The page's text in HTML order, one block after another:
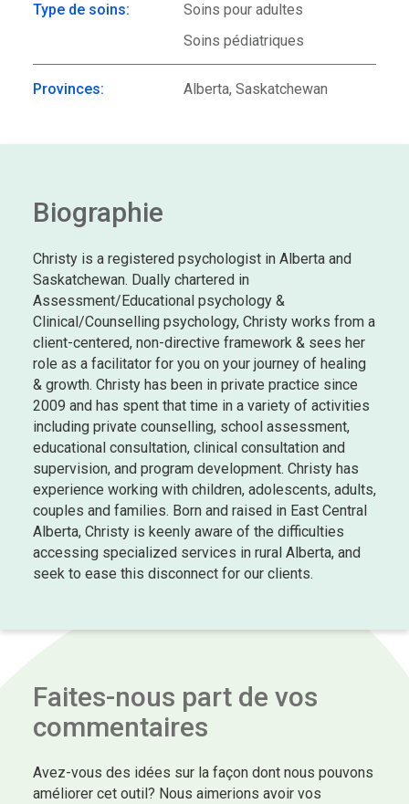
Type de soins:
Soins pour adultes
Soins pédiatriques
Provinces: Alberta, Saskatchewan
Biographie
Christy is a registered psychologist in Alberta and
Saskatchewan. Dually chartered in
Assessment/Educational psychology &
Clinical/Counselling psychology, Christy works from a
client-centered, non-directive framework & sees her
role as a facilitator for you on your journey of healing
& growth. Christy has been in private practice since
2009 and has spent that time in a variety of activities
including private counselling, school assessment,
educational consultation, clinical consultation and
supervision, and program development. Christy has
experience working with children, adolescents, adults,
couples and families. Born and raised in East Central
Alberta, Christy is keenly aware of the difficulties
accessing specialized services in rural Alberta, and
seek to ease this disconnect for our clients.
Faites-nous part de vos
commentaires
Avez-vous des idées sur la façon dont nous pouvons
améliorer cet outil? Nous aimerions avoir vos